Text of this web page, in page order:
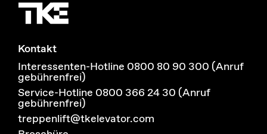
Kontakt
Interessenten-Hotline 0800 80 90 300 (Anruf
gebührenfrei)
Service-Hotline 0800 366 24 30 (Anruf
gebührenfrei)
treppenlift@tkelevator.com